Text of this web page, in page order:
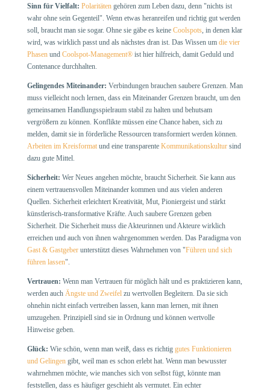
Sinn für Vielfalt: Polaritätengehören zum Leben dazu, denn "nichts ist
wahr ohne sein Gegenteil". Wenn etwas heranreifen und richtig gut werden
soll, braucht man sie sogar. Ohne sie gäbe es keine Coolspots, in denen klar
wird, was wirklich passt und als nächstes dran ist. Das Wissen um die vier
Phasenund Coolspot-Management®ist hier hilfreich, damit Geduld und
Contenance durchhalten.
Gelingendes Miteinander: Verbindungen brauchen saubere Grenzen. Man
muss vielleicht noch lernen, dass ein Miteinander Grenzen braucht, um den
gemeinsamen Handlungsspielraum stabil zu halten und behutsam
vergrößern zu können. Konflikte müssen eine Chance haben, sich zu
melden, damit sie in förderliche Ressourcen transformiert werden können.
Arbeiten im Kreisformatund eine transparente Kommunikationskultursind
dazu gute Mittel.
Sicherheit: Wer Neues angehen möchte, braucht Sicherheit. Sie kann aus
einem vertrauensvollen Miteinander kommen und aus vielen anderen
Quellen. Sicherheit erleichtert Kreativität, Mut, Pioniergeist und stärkt
künstlerisch-transformative Kräfte. Auch saubere Grenzen geben
Sicherheit. Die Sicherheit muss die Akteurinnen und Akteure wirklich
erreichen und auch von ihnen wahrgenommen werden. Das Paradigma von
Gast & Gastgeberunterstützt dieses Wahrnehmen von "Führen und sich
führen lassen".
Vertrauen: Wenn man Vertrauen für möglich hält und es praktizieren kann,
werden auch Ängste und Zweifelzu wertvollen Begleitern. Da sie sich
ohnehin nicht einfach vertreiben lassen, kann man lernen, mit ihnen
umzugehen. Prinzipiell sind sie in Ordnung und können wertvolle
Hinweise geben.
Glück: Wie schön, wenn man weiß, dass es richtig gutes Funktionieren
und Gelingengibt, weil man es schon erlebt hat. Wenn man bewusster
wahrnehmen möchte, wie manches sich von selbst fügt, könnte man
feststellen, dass es häufiger geschieht als vermutet. Ein echter